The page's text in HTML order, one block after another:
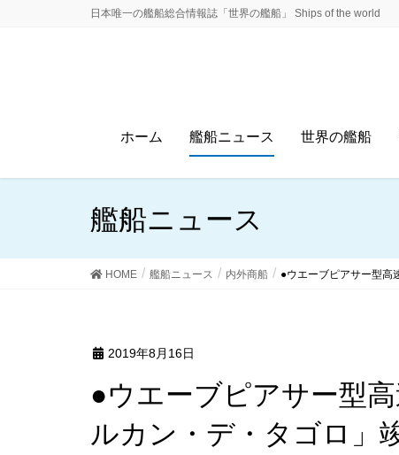
日本唯一の艦船総合情報誌「世界の艦船」 Ships of the world
ホーム 艦船ニュース 世界の艦船
艦船ニュース
HOME 艦船ニュース 内外商船 ●ウエーブピアサー型高
2019年8月16日
●ウエーブピアサー型高速双胴カーフェリー「ヴォ
ルカン・デ・タゴロ」